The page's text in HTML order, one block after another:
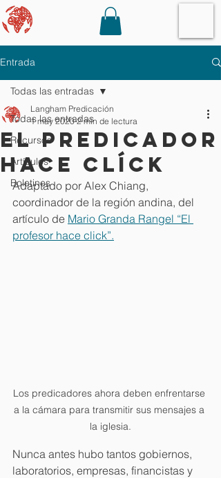
Entrada
Todas las entradas
Recursos
Artículos
Boletines
Todas las entradas
El predicador
hace clíck
Langham Predicación
1 may 2020 2 min de lectura
Adaptado por Alex Chiang,
coordinador de la región andina, del
artículo de Mario Granda Rangel “El
profesor hace click”.
Los predicadores ahora deben enfrentarse
a la cámara para transmitir sus mensajes a
la iglesia.
Nunca antes hubo tantos gobiernos,
laboratorios, empresas, financistas y